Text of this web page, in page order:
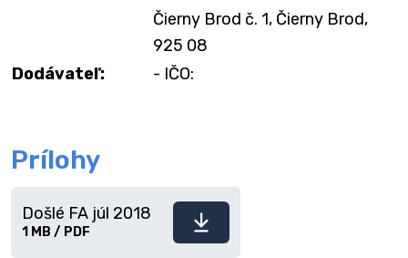
Čierny Brod č. 1, Čierny Brod,
925 08
Dodávateľ:
- IČO:
Prílohy
Stiahnuť
Došlé FA júl 2018
1 MB / PDF